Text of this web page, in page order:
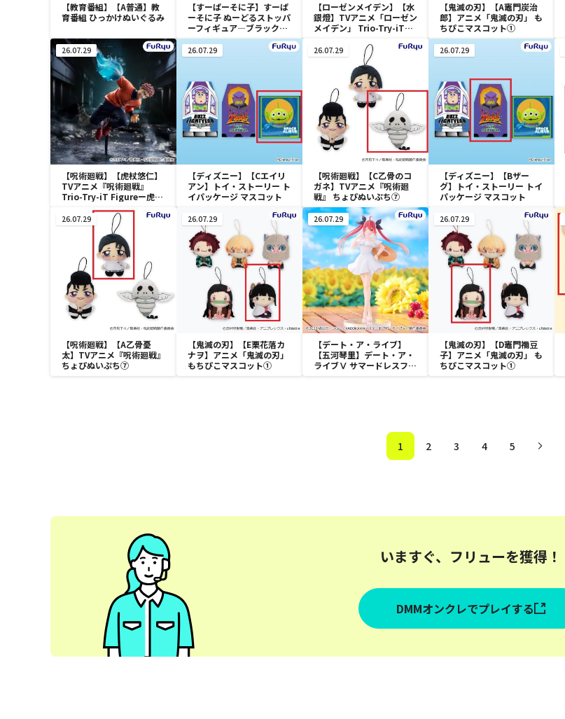
【教育番組】【A普通】教
育番組 ひっかけぬいぐるみ
【すーぱーそに子】すーぱ
ーそに子 ぬーどるストッパ
ーフィギュア―ブラックビ
キニver.―
【ローゼンメイデン】【水
銀燈】TVアニメ「ローゼン
メイデン」 Trio-Try-iT
【鬼滅の刃】【A竈門炭治
郎】アニメ「鬼滅の刃」 も
ちぴこマスコット①
26.07.29
【呪術廻戦】【虎杖悠仁】
TVアニメ『呪術廻戦』
Trio-Try-iT Figureー虎杖
26.07.29
【ディズニー】【Cエイリ
アン】トイ・ストーリー ト
イパッケージ マスコット
26.07.29
【呪術廻戦】【C乙骨のコ
ガネ】TVアニメ『呪術廻
戦』 ちょぴぬいぷち⑦
26.07.29
【ディズニー】【Bザー
グ】トイ・ストーリー トイ
パッケージ マスコット
26.07.29
【呪術廻戦】【A乙骨憂
太】TVアニメ『呪術廻戦』
ちょぴぬいぷち⑦
26.07.29
【鬼滅の刃】【E栗花落カ
ナヲ】アニメ「鬼滅の刃」
もちぴこマスコット①
26.07.29
【デート・ア・ライブ】
【五河琴里】デート・ア・
ライブⅤ サマードレスフィ
26.07.29
【鬼滅の刃】【D竈門禰󠄀豆
子】アニメ「鬼滅の刃」 も
ちぴこマスコット①
1 2 3 4 5
いますぐ、フリューを獲得！
DMMオンクレでプレイする